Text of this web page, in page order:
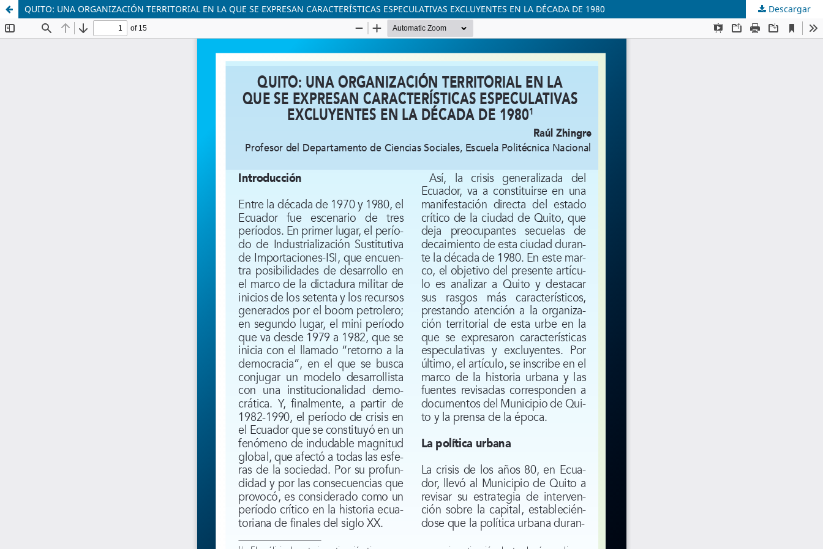
QUITO: UNA ORGANIZACIÓN TERRITORIAL EN LA QUE SE EXPRESAN CARACTERÍSTICAS ESPECULATIVAS EXCLUYENTES EN LA DÉCADA DE 1980 Descargar